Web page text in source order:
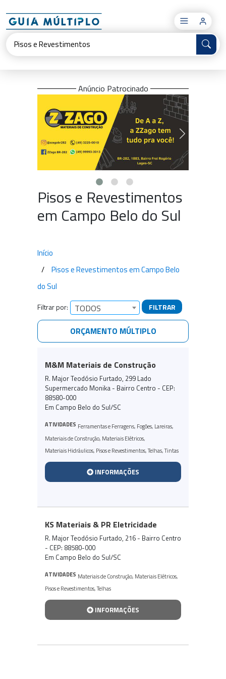
×
Anúncio Patrocinado
Pisos e Revestimentos
em Campo Belo do Sul
Início
Pisos e Revestimentos em Campo Belo
do Sul
Filtrar por: TODOS FILTRAR
ORÇAMENTO MÚLTIPLO
M&M Materiais de Construção
R. Major Teodósio Furtado, 299 Lado
Supermercado Monika - Bairro Centro - CEP:
88580-000
Em Campo Belo do Sul/SC
ATIVIDADES Ferramentas e Ferragens, Fogões, Lareiras,
Materiais de Construção, Materiais Elétricos,
Materiais Hidráulicos, Pisos e Revestimentos,Telhas,Tintas
INFORMAÇÕES
KS Materiais & PR Eletricidade
R. Major Teodósio Furtado, 216 - Bairro Centro
- CEP: 88580-000
Em Campo Belo do Sul/SC
ATIVIDADES Materiais de Construção, Materiais Elétricos,
Pisos e Revestimentos,Telhas
INFORMAÇÕES